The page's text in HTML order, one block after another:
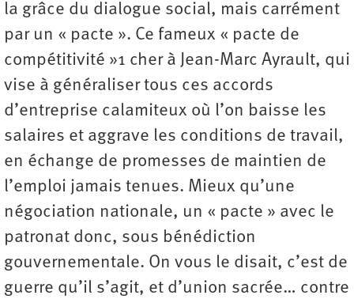
la grâce du dialogue social, mais carrément
par un « pacte ». Ce fameux « pacte de
compétitivité »1 cher à Jean-Marc Ayrault, qui
vise à généraliser tous ces accords
d’entreprise calamiteux où l’on baisse les
salaires et aggrave les conditions de travail,
en échange de promesses de maintien de
l’emploi jamais tenues. Mieux qu’une
négociation nationale, un « pacte » avec le
patronat donc, sous bénédiction
gouvernementale. On vous le disait, c’est de
guerre qu’il s’agit, et d’union sacrée… contre